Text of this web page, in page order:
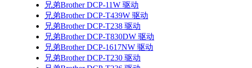
兄弟Brother DCP-11W 驱动
兄弟Brother DCP-T439W 驱动
兄弟Brother DCP-T238 驱动
兄弟Brother DCP-T830DW 驱动
兄弟Brother DCP-1617NW 驱动
兄弟Brother DCP-T230 驱动